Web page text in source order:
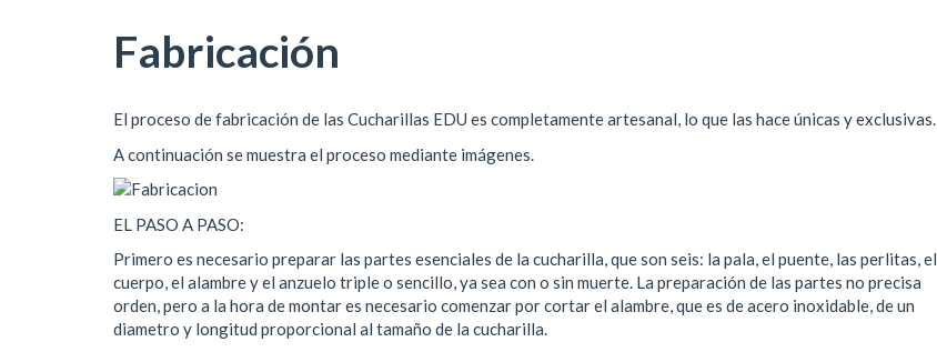
Fabricación
El proceso de fabricación de las Cucharillas EDU es completamente artesanal, lo que las hace únicas y exclusivas.
A continuación se muestra el proceso mediante imágenes.
EL PASO A PASO:
Primero es necesario preparar las partes esenciales de la cucharilla, que son seis: la pala, el puente, las perlitas, el
cuerpo, el alambre y el anzuelo triple o sencillo, ya sea con o sin muerte. La preparación de las partes no precisa
orden, pero a la hora de montar es necesario comenzar por cortar el alambre, que es de acero inoxidable, de un
diametro y longitud proporcional al tamaño de la cucharilla.